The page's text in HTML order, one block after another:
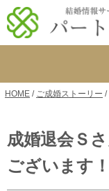
HOME / ご成婚ストーリー /
成婚退会Ｓ
ございます！